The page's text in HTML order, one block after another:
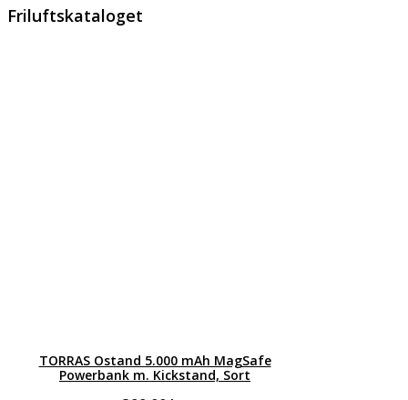
Friluftskataloget
TORRAS Ostand 5.000 mAh MagSafe
Powerbank m. Kickstand, Sort